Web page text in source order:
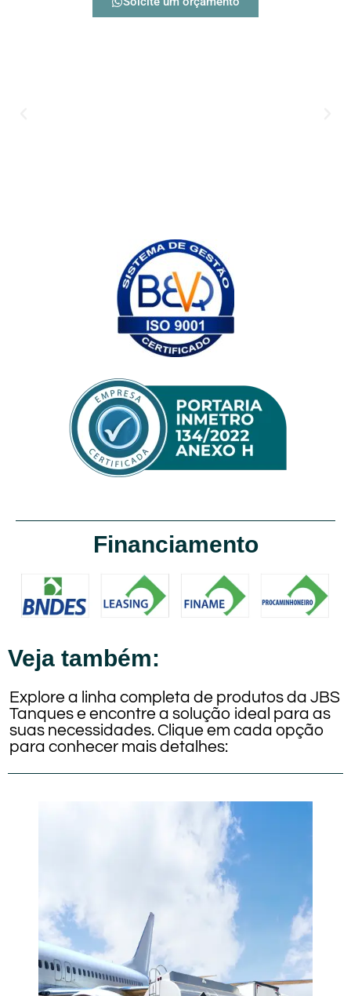
Financiamento
Veja também:
Explore a linha completa de produtos da JBS
Tanques e encontre a solução ideal para as
suas necessidades. Clique em cada opção
para conhecer mais detalhes: